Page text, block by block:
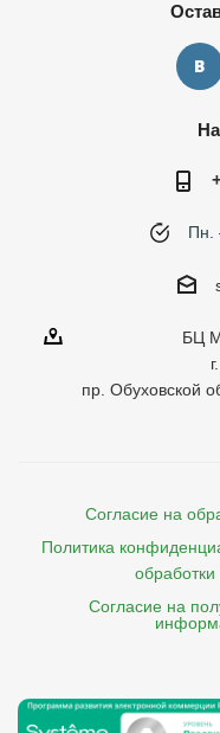
Пн.
БЦ
пр. Обуховской
Согласие на
Политика
Согласие на